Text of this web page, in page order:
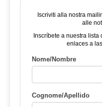
Iscriviti alla nostra
alle
Inscríbete a nuestra lista
enlaces a
Nome/Nombre
Cognome/Apellido